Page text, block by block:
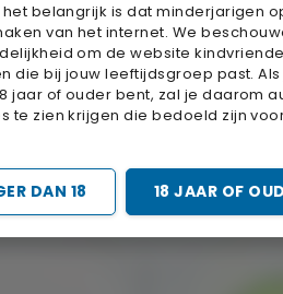
belangrijk is dat minderjarigen
van het internet. We
om de website
die bij jouw leeftijdsgroep past.
jaar of ouder bent, zal je daarom
te zien krijgen die bedoeld zijn
DAN 18 18 JAAR OF